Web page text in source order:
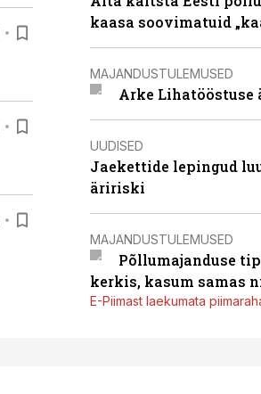
kaasa soovimatuid
MAJANDUSTULEMUSED
Arke Lihatööstuse
UUDISED
Jaekettide lepingud
äririski
MAJANDUSTULEMUSED
Põllumajanduse
kerkis, kasum samas
E-Piimast laekumata